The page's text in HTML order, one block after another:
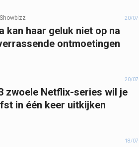
20/07
kan haar geluk niet op na
ontmoetingen
20/07
zwoele Netflix-series wil je
in één keer uitkijken
18/07